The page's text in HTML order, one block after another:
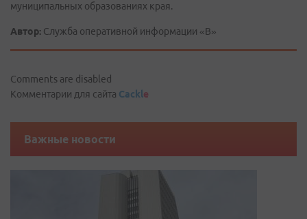
муниципальных образованиях края.
Автор: Служба оперативной информации «В»
Comments are disabled
Комментарии для сайта Cackle
Важные новости